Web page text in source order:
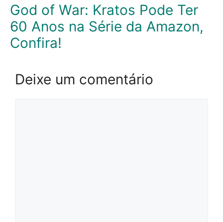
God of War: Kratos Pode Ter
60 Anos na Série da Amazon,
Confira!
Deixe um comentário